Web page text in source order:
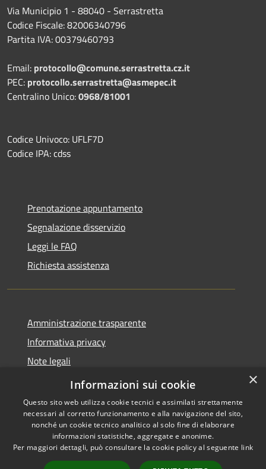
Via Municipio 1 - 88040 - Serrastretta
Codice Fiscale: 82006340796
Partita IVA: 00379460793
Email: protocollo@comune.serrastretta.cz.it
PEC: protocollo.serrastretta@asmepec.it
Centralino Unico:0968/81001
Codice Univoco: UFLF7D
Codice IPA: cdss
Prenotazione appuntamento
Segnalazione disservizio
Leggi le FAQ
Richiesta assistenza
Amministrazione trasparente
Informativa privacy
Note legali
Dichiarazione di accessibilità
Accessibilità
Copyright © 2026 • Comune di
Serrastretta • Powered by
×
Informazioni sui cookie
Questo sito web utilizza cookie tecnici e assimilati strettamente
necessari al corretto funzionamento e alla navigazione del sito,
nonché un cookie tecnico analitico al solo fine di elaborare
informazioni statistiche, aggregate e anonime.
Per maggiori dettagli, può consultare la cookie policy al seguente link